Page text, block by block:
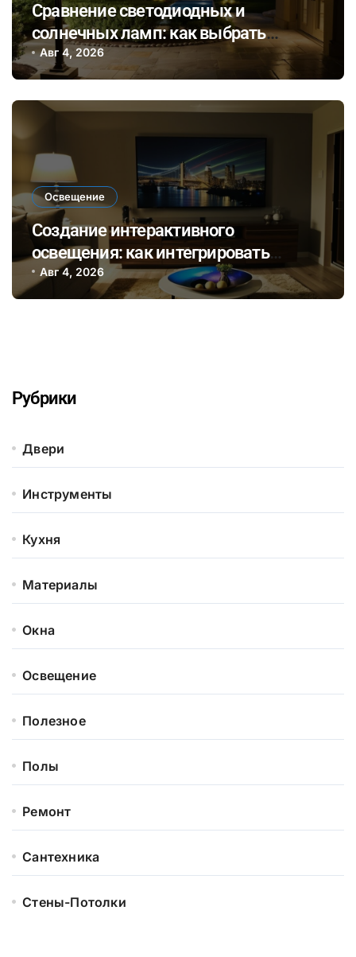
Сравнение светодиодных и
солнечных ламп: как выбрать
оптимальный вариант для внешнего
и внутреннего освещения
Авг 4, 2026
Освещение
Создание интерактивного
освещения: как интегрировать
смарт-лампы в домашний
мультимедийный сценарий для
Авг 4, 2026
Рубрики
Двери
Инструменты
Кухня
Материалы
Окна
Освещение
Полезное
Полы
Ремонт
Сантехника
Стены-Потолки